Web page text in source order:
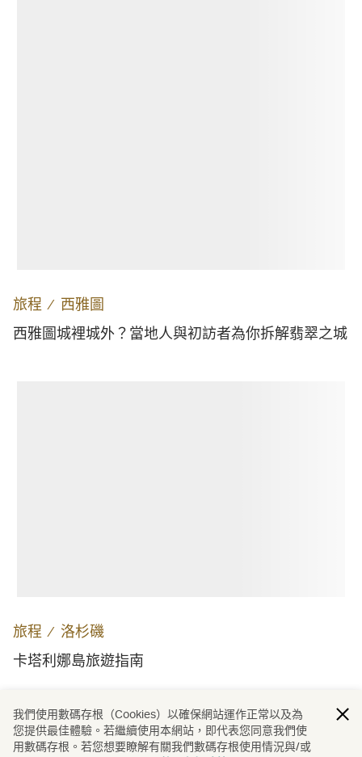
旅程 ∕ 西雅圖
西雅圖城裡城外？當地人與初訪者為你拆解翡翠之城
旅程 ∕ 洛杉磯
卡塔利娜島旅遊指南
載入更多
我們使用數碼存根（Cookies）以確保網站運作正常以及為
您提供最佳體驗。若繼續使用本網站，即代表您同意我們使
用數碼存根。若您想要瞭解有關我們數碼存根使用情況與/或